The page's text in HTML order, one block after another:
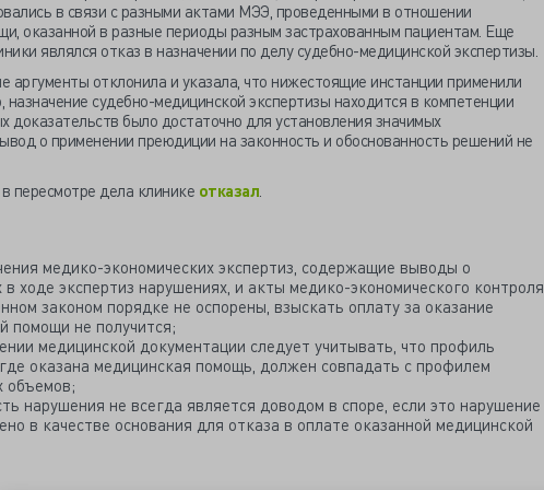
в связи с разными актами МЭЭ, проведенными в отношении
оказанной в разные периоды разным застрахованным пациентам. Еще
являлся отказ в назначении по делу судебно-медицинской экспертизы.
аргументы отклонила и указала, что нижестоящие инстанции применили
назначение судебно-медицинской экспертизы находится в компетенции
доказательств было достаточно для установления значимых
о применении преюдиции на законность и обоснованность решений не
пересмотре дела клинике отказал.
медико-экономических экспертиз, содержащие выводы о
ходе экспертиз нарушениях, и акты медико-экономического контроля
законом порядке не оспорены, взыскать оплату за оказание
помощи не получится;
медицинской документации следует учитывать, что профиль
оказана медицинская помощь, должен совпадать с профилем
объемов;
нарушения не всегда является доводом в споре, если это нарушение
в качестве основания для отказа в оплате оказанной медицинской